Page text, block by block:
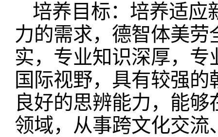
培养目标：培养适应
力的需求，德智体美
实，专业知识深厚，
国际视野，具有较强
良好的思辨能力，能
领域，从事跨文化交